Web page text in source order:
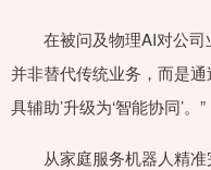
在被问及物理AI对公司
并非替代传统业务，而是
具辅助’升级为‘智能协同’。”
从家庭服务机器人精准